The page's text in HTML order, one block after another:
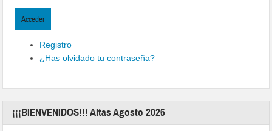
Acceder
Registro
¿Has olvidado tu contraseña?
¡¡¡BIENVENIDOS!!! Altas Agosto 2026